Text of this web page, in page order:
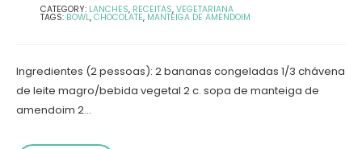
CATEGORY: LANCHES, RECEITAS, VEGETARIANA
TAGS: BOWL, CHOCOLATE, MANTEIGA DE AMENDOIM
Ingredientes (2 pessoas): 2 bananas congeladas 1/3 chávena
de leite magro/bebida vegetal 2 c. sopa de manteiga de
amendoim 2...